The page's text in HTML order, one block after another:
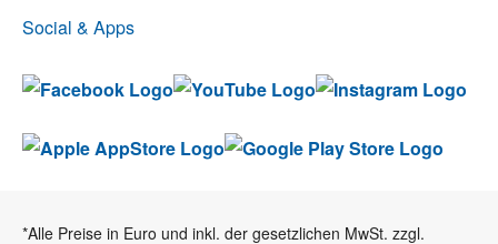
Social & Apps
*Alle Preise in Euro und inkl. der gesetzlichen MwSt. zzgl.